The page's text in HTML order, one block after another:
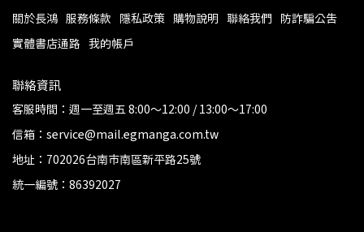
關於長鴻 服務條款 隱私政策 購物說明 聯絡我們 防詐騙公告
實體書店通路 我的帳戶
聯絡資訊
客服時間：週一至週五 8:00～12:00 / 13:00～17:00
信箱：service@mail.egmanga.com.tw
地址：702026台南市南區新平路25號
統一編號：86392027